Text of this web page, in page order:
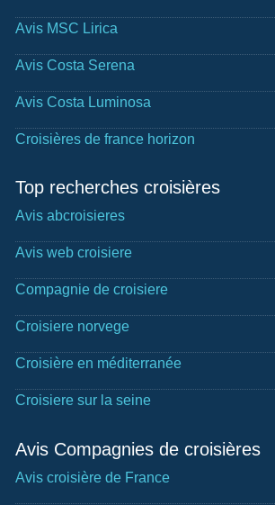
Avis MSC Lirica
Avis Costa Serena
Avis Costa Luminosa
Croisières de france horizon
Top recherches croisières
Avis abcroisieres
Avis web croisiere
Compagnie de croisiere
Croisiere norvege
Croisière en méditerranée
Croisiere sur la seine
Avis Compagnies de croisières
Avis croisière de France